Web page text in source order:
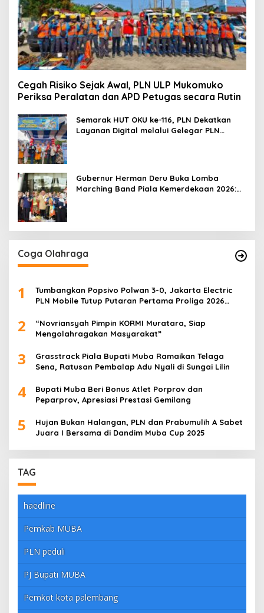
Cegah Risiko Sejak Awal, PLN ULP Mukomuko
Periksa Peralatan dan APD Petugas secara Rutin
Semarak HUT OKU ke-116, PLN Dekatkan
Layanan Digital melalui Gelegar PLN
Gubernur Herman Deru Buka Lomba
Marching Band Piala Kemerdekaan 2026:
Coga Olahraga
1
Tumbangkan Popsivo Polwan 3-0, Jakarta Electric
PLN Mobile Tutup Putaran Pertama Proliga 2026
2
“Novriansyah Pimpin KORMI Muratara, Siap
Mengolahragakan Masyarakat”
3
Grasstrack Piala Bupati Muba Ramaikan Telaga
Sena, Ratusan Pembalap Adu Nyali di Sungai Lilin
4
Bupati Muba Beri Bonus Atlet Porprov dan
Peparprov, Apresiasi Prestasi Gemilang
5
Hujan Bukan Halangan, PLN dan Prabumulih A Sabet
Juara I Bersama di Dandim Muba Cup 2025
TAG
haedline
Pemkab MUBA
PLN peduli
PJ Bupati MUBA
Pemkot kota palembang